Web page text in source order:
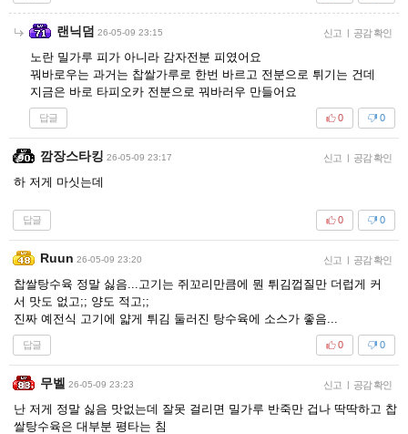
랜닉덤 26-05-09 23:15 신고 | 공감 확인
노란 밀가루 피가 아니라 감자전분 피였어요
꿔바로우는 과거는 찹쌀가루로 한번 바르고 전분으로 튀기는 건데
지금은 바로 타피오카 전분으로 꿔바러우 만들어요
답글 0
0
깜장스타킹 26-05-09 23:17 신고 | 공감 확인
하 저게 마싯는데
답글 0
0
Ruun 26-05-09 23:20 신고 | 공감 확인
찹쌀탕수육 정말 싫음...고기는 쥐꼬리만큼에 뭔 튀김껍질만 더럽게 커
서 맛도 없고;; 양도 적고;;
진짜 예전식 고기에 얇게 튀김 둘러진 탕수육에 소스가 좋음...
답글 0
0
무벨 26-05-09 23:23 신고 | 공감 확인
난 저게 정말 싫음 맛없는데 잘못 걸리면 밀가루 반죽만 겁나 딱딱하고 찹
쌀탕수육은 대부분 평타는 침